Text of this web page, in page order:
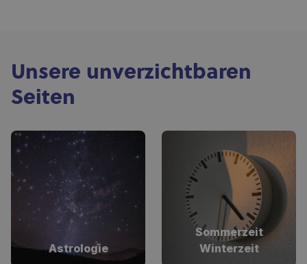
Unsere unverzichtbaren
Seiten
Astrologie
Sommerzeit
Winterzeit